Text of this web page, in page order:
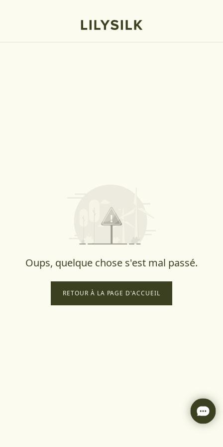
Oups, quelque chose s'est mal passé.
RETOUR À LA PAGE D'ACCUEIL